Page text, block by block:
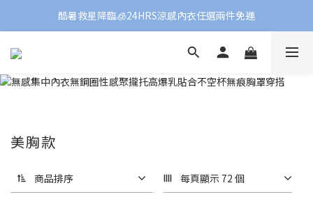
酷暑救星降臨🧊24HRS涼感內衣任選兩件免運
美胸款
商品排序 每頁顯示 72 個